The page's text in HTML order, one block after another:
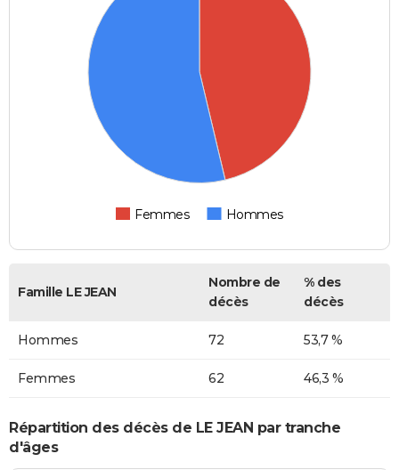
Femmes Hommes
Famille LE JEAN
Nombre de
décès
% des
décès
Hommes 72 53,7 %
Femmes 62 46,3 %
Répartition des décès de LE JEAN par tranche
d'âges